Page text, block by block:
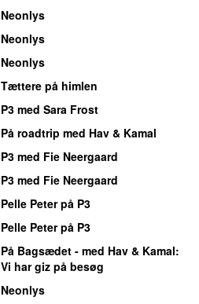
Neonlys
Neonlys
Neonlys
Tættere på himlen
P3 med Sara Frost
På roadtrip med Hav & Kamal
P3 med Fie Neergaard
P3 med Fie Neergaard
Pelle Peter på P3
Pelle Peter på P3
På Bagsædet - med Hav & Kamal:
Vi har giz på besøg
Neonlys